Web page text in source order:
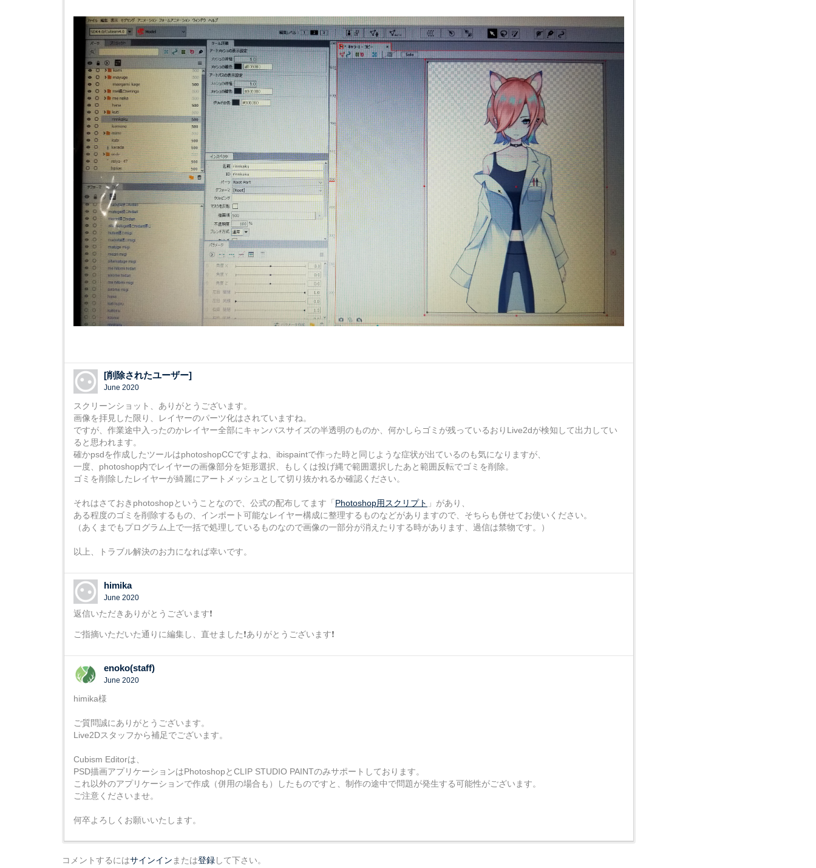
[削除されたユーザー]
June 2020
スクリーンショット、ありがとうございます。
画像を拝見した限り、レイヤーのパーツ化はされていますね。
ですが、作業途中入ったのかレイヤー全部にキャンバスサイズの半透明のものか、何かしらゴミが残っているおりLive2dが検知して出力してい
ると思われます。
確かpsdを作成したツールはphotoshopCCですよね、ibispaintで作った時と同じような症状が出ているのも気になりますが、
一度、photoshop内でレイヤーの画像部分を矩形選択、もしくは投げ縄で範囲選択したあと範囲反転でゴミを削除。
ゴミを削除したレイヤーが綺麗にアートメッシュとして切り抜かれるか確認ください。
それはさておきphotoshopということなので、公式の配布してます「 Photoshop用スクリプト 」があり、
ある程度のゴミを削除するもの、インポート可能なレイヤー構成に整理するものなどがありますので、そちらも併せてお使いください。
（あくまでもプログラム上で一括で処理しているものなので画像の一部分が消えたりする時があります、過信は禁物です。）
以上、トラブル解決のお力になれば幸いです。
himika
June 2020
返信いただきありがとうございます❗
ご指摘いただいた通りに編集し、直せました❗ありがとうございます❗
enoko(staff)
June 2020
himika様
ご質問誠にありがとうございます。
Live2Dスタッフから補足でございます。
Cubism Editorは、
PSD描画アプリケーションはPhotoshopとCLIP STUDIO PAINTのみサポートしております。
これ以外のアプリケーションで作成（併用の場合も）したものですと、制作の途中で問題が発生する可能性がございます。
ご注意くださいませ。
何卒よろしくお願いいたします。
コメントするにはサインイン または登録して下さい。